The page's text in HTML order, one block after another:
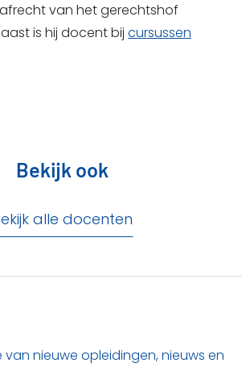
van het gerechtshof
is hij docent bij cursussen
Bekijk ook
alle docenten
nieuwe opleidingen, nieuws en